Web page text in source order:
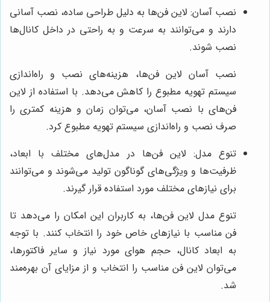
نصب آسان: لاین فن‌ها به دلیل طراحی ساده، نصب آسانی
دارند و می‌توانند به سرعت و به راحتی در داخل کانال‌ها
نصب شوند.
نصب آسان لاین فن‌ها، هزینه‌های نصب و راه‌اندازی
سیستم تهویه مطبوع را کاهش می‌دهد. با استفاده از لاین
فن‌های با نصب آسان، می‌توان زمان و هزینه کمتری را
صرف نصب و راه‌اندازی سیستم تهویه مطبوع کرد.
تنوع مدل: لاین فن‌ها در مدل‌های مختلف با ابعاد،
ظرفیت‌ها و ویژگی‌های گوناگون تولید می‌شوند و می‌توانند
برای نیازهای مختلف مورد استفاده قرار گیرند.
تنوع مدل لاین فن‌ها، به کاربران این امکان را می‌دهد تا
فن مناسب با نیازهای خاص خود را انتخاب کنند. با توجه
به ابعاد کانال، حجم هوای مورد نیاز و سایر فاکتورها،
می‌توان لاین فن مناسب را انتخاب و از مزایای آن بهره‌مند
شد.